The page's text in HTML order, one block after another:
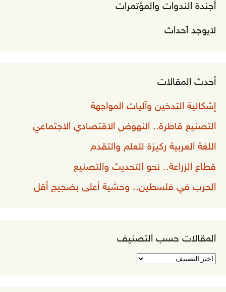
أجندة الندوات والمؤتمرات
لايوجد أحداث
أحدث المقالات
إشكالية التدخين وآليات المواجهة
التصنيع قاطرة.. النهوض الاقتصادي الاجتماعي
اللغة العربية ركيزة للعلم والتقدم
قطاع الزراعة.. نحو التحديث والتصنيع
الحرب في فلسطين.. وحشية أعلى بضجيج أقل
المقالات حسب التصنيف
المقالات